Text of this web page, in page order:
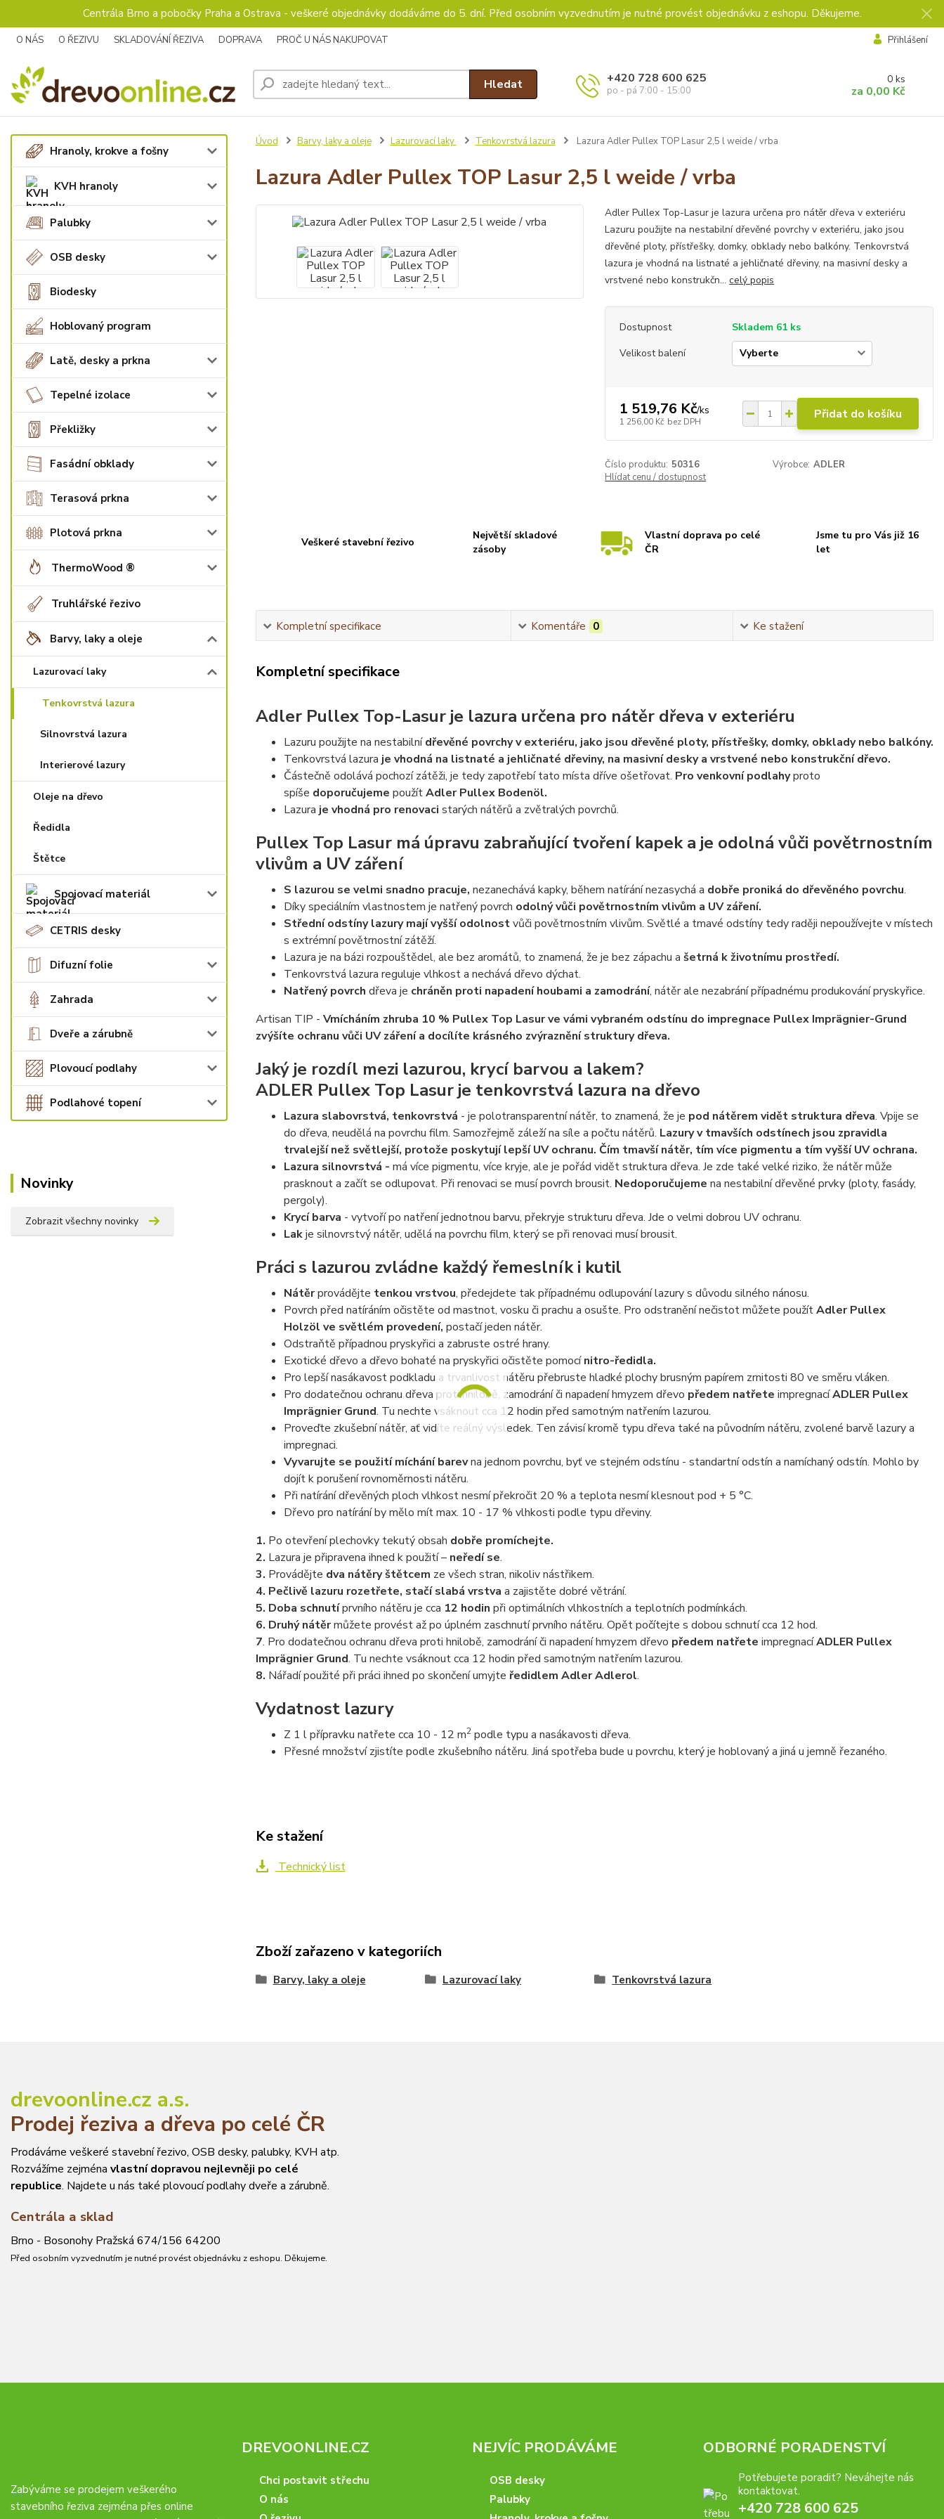
Centrála Brno a pobočky Praha a Ostrava - veškeré objednávky dodáváme do 5. dní. Před osobním vyzvednutím je nutné provést objednávku z eshopu. Děkujeme.
O NÁS O ŘEZIVU SKLADOVÁNÍ ŘEZIVA DOPRAVA PROČ U NÁS NAKUPOVAT Přihlášení
Hledat +420 728 600 625
po - pá 7:00 - 15:00
0 ks
za 0,00 Kč
Hranoly, krokve a fošny
KVH hranoly
Palubky
OSB desky
Biodesky
Hoblovaný program
Latě, desky a prkna
Tepelné izolace
Překližky
Fasádní obklady
Terasová prkna
Plotová prkna
ThermoWood ®
Truhlářské řezivo
Barvy, laky a oleje
Lazurovací laky
Tenkovrstvá lazura
Silnovrstvá lazura
Interierové lazury
Oleje na dřevo
Ředidla
Štětce
Spojovací materiál
CETRIS desky
Difuzní folie
Zahrada
Dveře a zárubně
Plovoucí podlahy
Podlahové topení
Novinky
Zobrazit všechny novinky
Úvod Barvy, laky a oleje Lazurovací laky Tenkovrstvá lazura Lazura Adler Pullex TOP Lasur 2,5 l weide / vrba
Lazura Adler Pullex TOP Lasur 2,5 l weide / vrba
Adler Pullex Top-Lasur je lazura určena pro nátěr dřeva v exteriéru
Lazuru použijte na nestabilní dřevěné povrchy v exteriéru, jako jsou
dřevěné ploty, přístřešky, domky, obklady nebo balkóny. Tenkovrstvá
lazura je vhodná na listnaté a jehličnaté dřeviny, na masivní desky a
vrstvené nebo konstrukčn...celý popis
Dostupnost
Skladem 61 ks
Velikost balení
1 519,76 Kč/ks
1 256,00 Kč bez DPH Přidat do košíku
Číslo produktu: 50316 Výrobce: ADLER
Hlídat cenu / dostupnost
Veškeré stavební řezivo
Největší skladové
zásoby
Vlastní doprava po celé
ČR
Jsme tu pro Vás již 16
let
Kompletní specifikace Komentáře 0 Ke stažení
Kompletní specifikace
Adler Pullex Top-Lasur je lazura určena pro nátěr dřeva v exteriéru
Lazuru použijte na nestabilnídřevěné povrchy v exteriéru, jako jsou dřevěné ploty, přístřešky, domky, obklady nebo balkóny.
Tenkovrstvá lazura je vhodná na listnaté a jehličnaté dřeviny, na masivní desky a vrstvené nebo konstrukční dřevo.
Částečně odolává pochozí zátěži, je tedy zapotřebí tato místa dříve ošetřovat. Pro venkovní podlahyproto
spíše doporučujeme použít Adler Pullex Bodenöl.
Lazura je vhodná pro renovaci starých nátěrů a zvětralých povrchů.
Pullex Top Lasur má úpravu zabraňující tvoření kapek a je odolná vůči povětrnostním
vlivům a UV záření
S lazurou se velmi snadno pracuje, nezanechává kapky, během natírání nezasychá a dobře proniká do dřevěného povrchu.
Díky speciálním vlastnostem je natřený povrch odolný vůči povětrnostním vlivům a UV záření.
Střední odstíny lazury mají vyšší odolnostvůči povětrnostním vlivům. Světlé a tmavé odstíny tedy raději nepoužívejte v místech
s extrémní povětrnostní zátěží.
Lazura je na bázi rozpouštědel, ale bez aromátů, to znamená, že je bez zápachu a šetrná k životnímu prostředí.
Tenkovrstvá lazura reguluje vlhkost a nechává dřevo dýchat.
Natřený povrch dřeva je chráněn proti napadení houbami a zamodrání, nátěr ale nezabrání případnému produkování pryskyřice.
Artisan TIP - Vmícháním zhruba 10 % Pullex Top Lasur ve vámi vybraném odstínu do impregnace Pullex Imprägnier-Grund
zvýšíte ochranu vůči UV záření a docílíte krásného zvýraznění struktury dřeva.
Jaký je rozdíl mezi lazurou, krycí barvou a lakem?
ADLER Pullex Top Lasur je tenkovrstvá lazura na dřevo
Lazura slabovrstvá, tenkovrstvá - je polotransparentní nátěr, to znamená, že je pod nátěrem vidět struktura dřeva. Vpije se
do dřeva, neudělá na povrchu film. Samozřejmě záleží na síle a počtu nátěrů. Lazury v tmavších odstínech jsou zpravidla
trvalejší než světlejší, protože poskytují lepší UV ochranu. Čím tmavší nátěr, tím více pigmentu a tím vyšší UV ochrana.
Lazura silnovrstvá - má více pigmentu, více kryje, ale je pořád vidět struktura dřeva. Je zde také velké riziko, že nátěr může
prasknout a začít se odlupovat. Při renovaci se musí povrch brousit. Nedoporučujeme na nestabilní dřevěné prvky (ploty, fasády,
pergoly).
Krycí barva - vytvoří po natření jednotnou barvu, překryje strukturu dřeva. Jde o velmi dobrou UV ochranu.
Lakje silnovrstvý nátěr, udělá na povrchu film, který se při renovaci musí brousit.
Práci s lazurou zvládne každý řemeslník i kutil
Nátěrprovádějte tenkou vrstvou, předejdete tak případnému odlupování lazury s důvodu silného nánosu.
Povrch před natíráním očistěte od mastnot, vosku či prachu a osušte. Pro odstranění nečistot můžete použítAdler Pullex
Holzöl ve světlém provedení, postačí jeden nátěr.
Odstraňtě případnou pryskyřici a zabruste ostré hrany.
Exotické dřevo a dřevo bohaté na pryskyřici očistěte pomocínitro-ředidla.
Pro lepší nasákavost podkladu a trvanlivost nátěru přebruste hladké plochy brusným papírem zrnitosti 80 ve směru vláken.
Pro dodatečnou ochranu dřeva proti hnilobě, zamodrání či napadení hmyzem dřevo předem natřete impregnacíADLER Pullex
Imprägnier Grund. Tu nechte vsáknout cca 12 hodin před samotným natřením lazurou.
Proveďte zkušební nátěr, ať vidíte reálný výsledek. Ten závisí kromě typu dřeva také na původním nátěru, zvolené barvě lazury a
impregnaci.
Vyvarujte se použití míchání barevna jednom povrchu, byť ve stejném odstínu - standartní odstín a namíchaný odstín. Mohlo by
dojít k porušení rovnoměrnosti nátěru.
Při natírání dřevěných ploch vlhkost nesmí překročit 20 % a teplota nesmí klesnout pod + 5 °C.
Dřevo pro natírání by mělo mít max. 10 - 17 % vlhkosti podle typu dřeviny.
1. Po otevření plechovky tekutý obsah dobře promíchejte.
2. Lazura je připravena ihned k použití – neředí se.
3. Provádějte dva nátěry štětcem ze všech stran, nikoliv nástřikem.
4. Pečlivě lazuru rozetřete, stačí slabá vrstva a zajistěte dobré větrání.
5. Doba schnutíprvního nátěru je cca 12 hodin při optimálních vlhkostních a teplotních podmínkách.
6. Druhý nátěrmůžete provést až po úplném zaschnutí prvního nátěru. Opět počítejte s dobou schnutí cca 12 hod.
7. Pro dodatečnou ochranu dřeva proti hnilobě, zamodrání či napadení hmyzem dřevo předem natřete impregnacíADLER Pullex
Imprägnier Grund. Tu nechte vsáknout cca 12 hodin před samotným natřením lazurou.
8. Nářadí použité při práci ihned po skončení umyjte ředidlem Adler Adlerol.
Vydatnost lazury
Z 1 l přípravku natřete cca 10 - 12 m2podle typu a nasákavosti dřeva.
Přesné množství zjistíte podle zkušebního nátěru. Jiná spotřeba bude u povrchu, který je hoblovaný a jiná u jemně řezaného.
Ke stažení
Technický list
Zboží zařazeno v kategoriích
Barvy, laky a oleje Lazurovací laky Tenkovrstvá lazura
drevoonline.cz a.s.
Prodej řeziva a dřeva po celé ČR
Prodáváme veškeré stavební řezivo, OSB desky, palubky, KVH atp.
Rozvážíme zejména vlastní dopravou nejlevněji po celé
republice. Najdete u nás také plovoucí podlahy dveře a zárubně.
Centrála a sklad
Brno - Bosonohy Pražská 674/156 64200
Před osobním vyzvednutím je nutné provést objednávku z eshopu. Děkujeme.
Zabýváme se prodejem veškerého
stavebního řeziva zejména přes online
DREVOONLINE.CZ
Chci postavit střechu
O nás
NEJVÍC PRODÁVÁME
OSB desky
Palubky
ODBORNÉ PORADENSTVÍ
Potřebujete poradit? Neváhejte nás
kontaktovat.
+420 728 600 625